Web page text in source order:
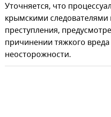
Уточняется, что
крымскими
преступления,
причинении тяжкого
неосторожности.